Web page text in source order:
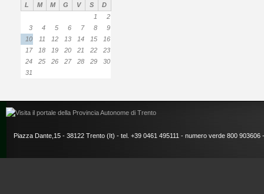
L M M G V S
D
1
2
3
4 5 6 7 8
9
10
11 12 13 14 15
16
17
18 19 20 21 22
23
24
25 26 27 28 29
30
31
Piazza Dante,15 - 38122 Trento (It) - tel. +39 0461 495111 - numero verde 800 903606